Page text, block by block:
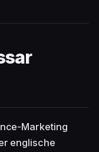
Marketing
englische